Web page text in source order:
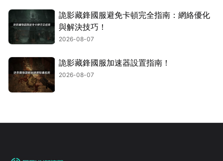
詭影藏鋒國服避免卡頓完全指南：網絡優化
與解決技巧！
2026-08-07
詭影藏鋒國服加速器設置指南！
2026-08-07